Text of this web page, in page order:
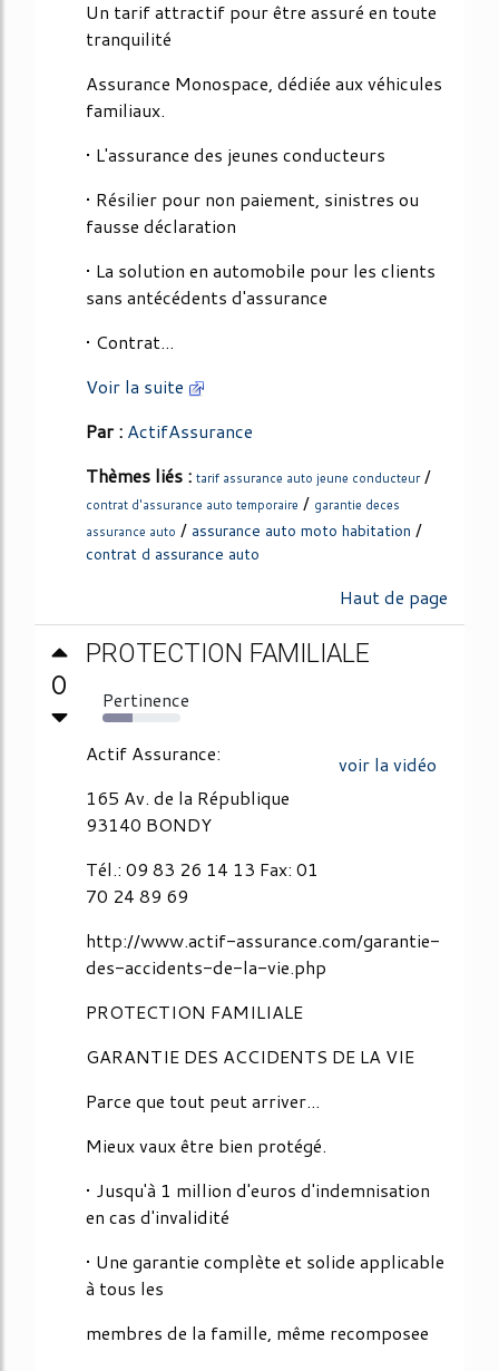
Un tarif attractif pour être assuré en toute
tranquilité
Assurance Monospace, dédiée aux véhicules
familiaux.
• L'assurance des jeunes conducteurs
• Résilier pour non paiement, sinistres ou
fausse déclaration
• La solution en automobile pour les clients
sans antécédents d'assurance
• Contrat...
Voir la suite
Par : ActifAssurance
Thèmes liés : tarif assurance auto jeune conducteur/
contrat d'assurance auto temporaire / garantie deces
assurance auto / assurance auto moto habitation /
contrat d assurance auto
Haut de page
0
PROTECTION FAMILIALE
Pertinence
39%
voir la vidéo
Actif Assurance:
165 Av. de la République
93140 BONDY
Tél.: 09 83 26 14 13 Fax: 01
70 24 89 69
http://www.actif-assurance.com/garantie-
des-accidents-de-la-vie.php
PROTECTION FAMILIALE
GARANTIE DES ACCIDENTS DE LA VIE
Parce que tout peut arriver...
Mieux vaux être bien protégé.
• Jusqu'à 1 million d'euros d'indemnisation
en cas d'invalidité
• Une garantie complète et solide applicable
à tous les
membres de la famille, même recomposee